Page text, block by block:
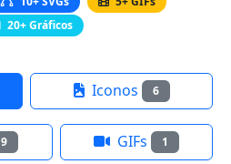
20+ Gráficos
Iconos 6
9 GIFs 1